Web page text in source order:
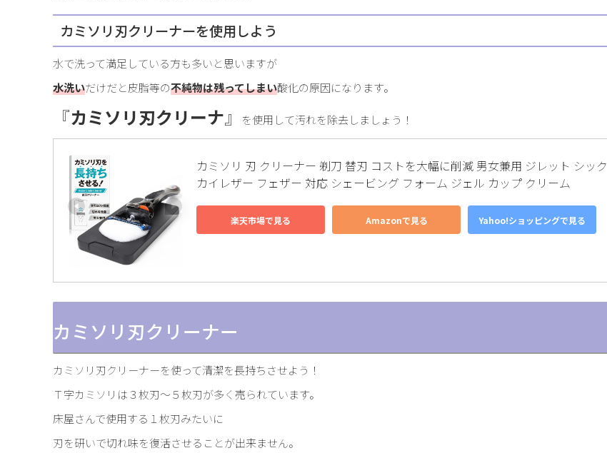
カミソリ刃クリーナーを使用しよう
水で洗って満足している方も多いと思いますが
水洗いだけだと皮脂等の不純物は残ってしまい酸化の原因になります。
『カミソリ刃クリーナ』 を使用して汚れを除去しましょう！
カミソリ 刃 クリーナー 剃刀 替刃 コストを大幅に削減 男女兼用 ジレット シック
カイレザー フェザー 対応 シェービング フォーム ジェル カップ クリーム
楽天市場で見る Amazonで見る Yahoo!ショッピングで見る
カミソリ刃クリーナー
カミソリ刃クリーナーを使って清潔を長持ちさせよう！
Ｔ字カミソリは３枚刃～５枚刃が多く売られています。
床屋さんで使用する１枚刃みたいに
刃を研いで切れ味を復活させることが出来ません。